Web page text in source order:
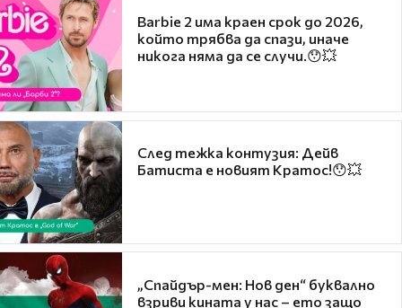
Barbie 2 има краен срок до 2026,
който трябва да спази, иначе
никога няма да се случи.😯💥
След тежка контузия: Дейв
Батиста е новият Кратос!😯💥
„Спайдър-мен: Нов ден“ буквално
взриви кината у нас – ето защо